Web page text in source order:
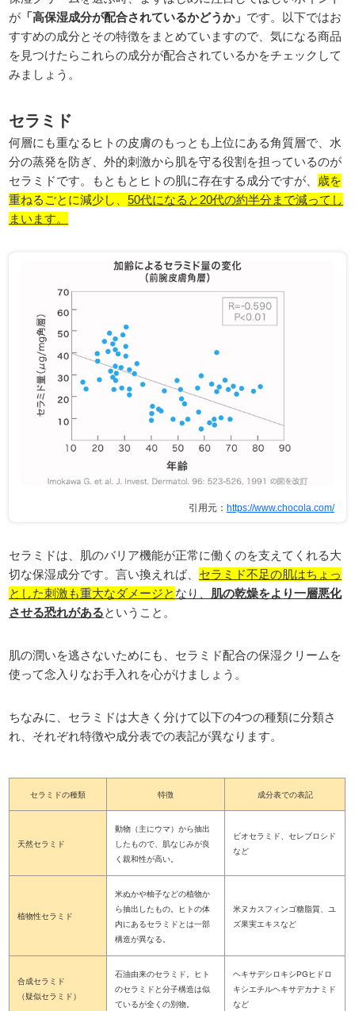
が 「高保湿成分が配合されているかどうか」 です。以下ではお
すすめの成分とその特徴をまとめていますので、気になる商品
を見つけたらこれらの成分が配合されているかをチェックして
みましょう。
セラミド
何層にも重なるヒトの皮膚のもっとも上位にある角質層で、水
分の蒸発を防ぎ、外的刺激から肌を守る役割を担っているのが
セラミドです。もともとヒトの肌に存在する成分ですが、 歳を
重ねるごとに減少し、50代になると20代の約半分まで減ってし
まいます。
引用元： https://www.chocola.com/
セラミドは、肌のバリア機能が正常に働くのを支えてくれる大
切な保湿成分です。言い換えれば、 セラミド不足の肌はちょっ
とした刺激も重大なダメージと なり、 肌の乾燥をより一層悪化
させる恐れがあるということ。
肌の潤いを逃さないためにも、セラミド配合の保湿クリームを
使って念入りなお手入れを心がけましょう。
ちなみに、セラミドは大きく分けて以下の4つの種類に分類さ
れ、それぞれ特徴や成分表での表記が異なります。
セラミドの種類 特徴 成分表での表記
天然セラミド
動物（主にウマ）から抽出
したもので、肌なじみが良
く親和性が高い。
ビオセラミド、セレブロシド
など
植物性セラミド
米ぬかや柚子などの植物か
ら抽出したもの。ヒトの体
内にあるセラミドとは一部
構造が異なる。
米ヌカスフィンゴ糖脂質、ユ
ズ果実エキスなど
合成セラミド
（疑似セラミド）
石油由来のセラミド。ヒト
のセラミドと分子構造は似
ているが全くの別物。
ヘキサデシロキシPGヒドロ
キシエチルヘキサデカナミド
など